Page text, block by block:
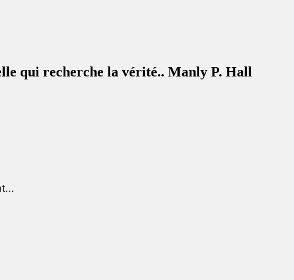
qui recherche la vérité.. Manly P. Hall